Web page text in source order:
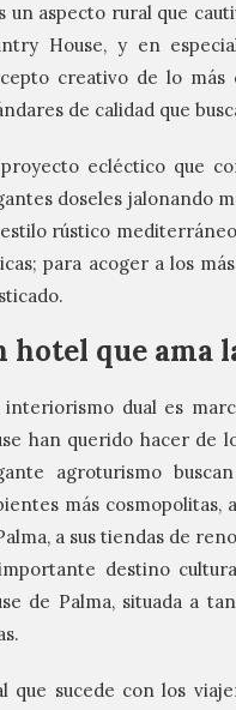
un aspecto rural que
House, y en
creativo de lo más
de calidad que
ecléctico que
doseles jalonando
rústico
para acoger a los
hotel que ama
interiorismo dual es
han querido hacer de
agroturismo
más cosmopolitas,
a sus tiendas de
destino
de Palma, situada a
que sucede con los